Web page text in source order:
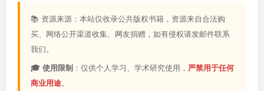
📚 资源来源：本站仅收录公共版权书籍，资源来自合法购
买、网络公开渠道收集、网友捐赠，如有侵权请发邮件联系
我们。
🎓 使用限制 ：仅供个人学习、学术研究使用， 严禁用于任何
商业用途。